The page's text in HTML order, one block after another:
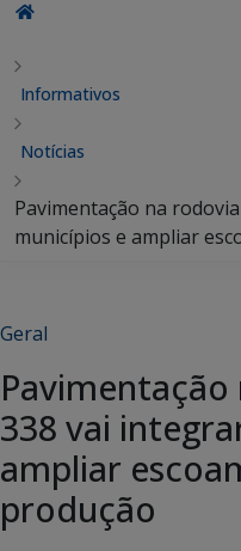
Informativos
Notícias
Pavimentação na
municípios e ampliar
Geral
338 vai
ampliar
produção